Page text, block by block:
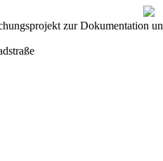
zur Dokumentation